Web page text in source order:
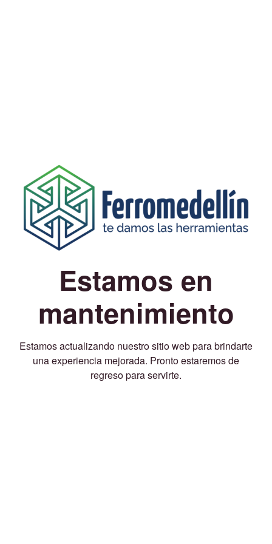
Estamos en
mantenimiento
Estamos actualizando nuestro sitio web para brindarte
una experiencia mejorada. Pronto estaremos de
regreso para servirte.